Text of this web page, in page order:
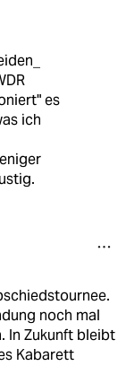
es
ich
noch mal
In Zukunft bleibt
Kabarett